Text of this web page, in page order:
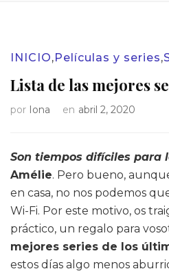
INICIO,Películas y series,
Lista de las mejores
por Iona en abril 2, 2020
Son tiempos difíciles para
Amélie. Pero bueno,
en casa, no nos podemos
Wi-Fi. Por este motivo, os
práctico, un regalo para
mejores series de los
estos días algo menos